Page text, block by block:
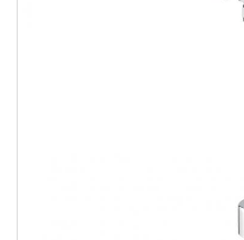
facilitare gli interventi di
alla rete idrica
1/2", il risciacquo accurato
le operazioni di
collegamenti,
ulteriori detriti
murarie, la pulizia finale
polvere, il trasporto delle